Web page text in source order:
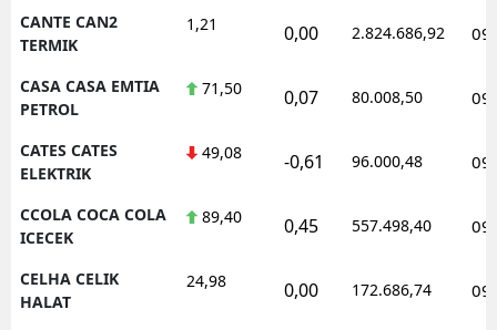
CANTE CAN2
TERMIK
1,21 0,00 2.824.686,92
CASA CASA EMTIA
PETROL
71,50 0,07 80.008,50
CATES CATES
ELEKTRIK
49,08 -0,61 96.000,48
CCOLA COCA COLA
ICECEK
89,40 0,45 557.498,40
CELHA CELIK
HALAT
24,98 0,00 172.686,74